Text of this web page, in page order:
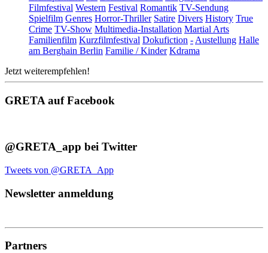
Filmfestival Western Festival Romantik TV-Sendung
Spielfilm Genres Horror-Thriller Satire Divers History True
Crime TV-Show Multimedia-Installation Martial Arts
Familienfilm Kurzfilmfestival Dokufiction - Austellung Halle
am Berghain Berlin Familie / Kinder Kdrama
Jetzt weiterempfehlen!
GRETA auf Facebook
@GRETA_app bei Twitter
Tweets von @GRETA_App
Newsletter anmeldung
Partners